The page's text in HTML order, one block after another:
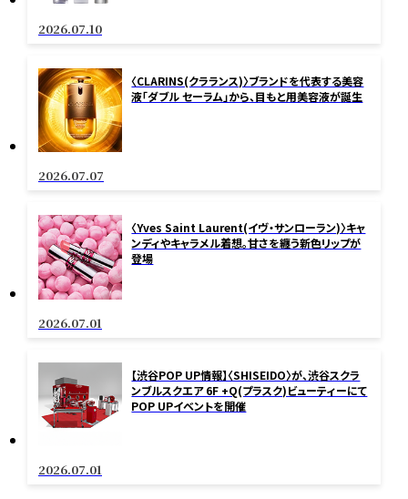
2026.07.10
〈CLARINS(クラランス)〉ブランドを代表する美容
液「ダブル セーラム」から、目もと用美容液が誕生
2026.07.07
〈Yves Saint Laurent(イヴ・サンローラン)〉キャ
ンディやキャラメル着想。甘さを纏う新色リップが
登場
2026.07.01
【渋谷POP UP情報】〈SHISEIDO〉が、渋谷スクラ
ンブルスクエア 6F +Q(プラスク)ビューティーにて
POP UPイベントを開催
2026.07.01